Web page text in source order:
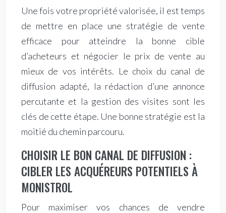
Une fois votre propriété valorisée, il est temps
de mettre en place une stratégie de vente
efficace pour atteindre la bonne cible
d’acheteurs et négocier le prix de vente au
mieux de vos intérêts. Le choix du canal de
diffusion adapté, la rédaction d’une annonce
percutante et la gestion des visites sont les
clés de cette étape. Une bonne stratégie est la
moitié du chemin parcouru.
CHOISIR LE BON CANAL DE DIFFUSION :
CIBLER LES ACQUÉREURS POTENTIELS À
MONISTROL
Pour maximiser vos chances de vendre